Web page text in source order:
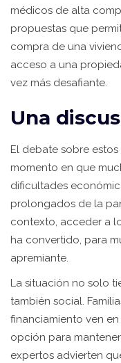
médicos de alta
propuestas que
compra de una
acceso a una
vez más desafiante.
Una
El debate sobre
momento en que
dificultades
prolongados de la
contexto, acceder a
ha convertido, para
apremiante.
La situación no solo
también social.
financiamiento ven
opción para
expertos advierten